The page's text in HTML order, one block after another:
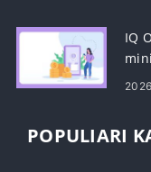
IQ
POPULIARI